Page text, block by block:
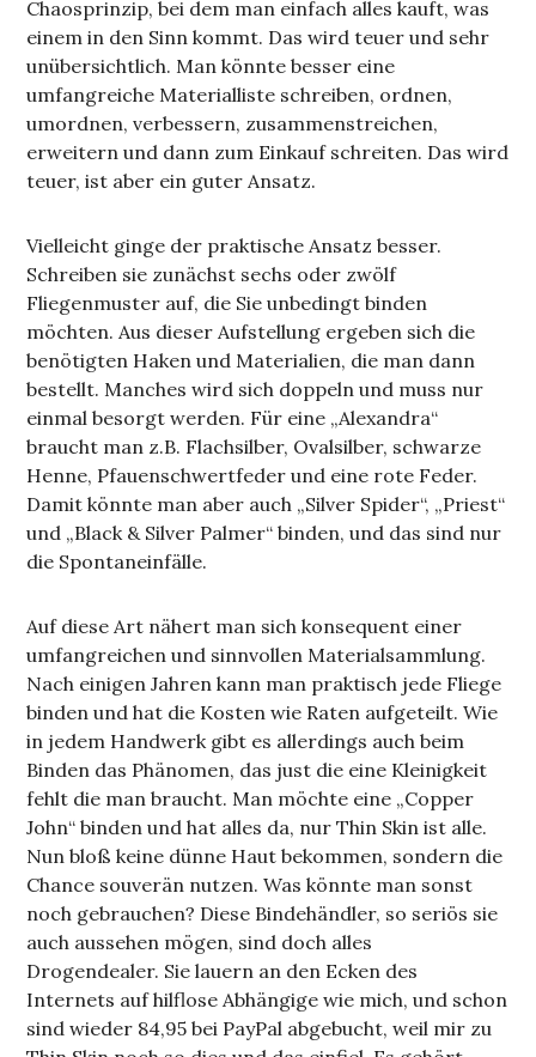
Chaosprinzip, bei dem man einfach alles kauft, was
einem in den Sinn kommt. Das wird teuer und sehr
unübersichtlich. Man könnte besser eine
umfangreiche Materialliste schreiben, ordnen,
umordnen, verbessern, zusammenstreichen,
erweitern und dann zum Einkauf schreiten. Das wird
teuer, ist aber ein guter Ansatz.
Vielleicht ginge der praktische Ansatz besser.
Schreiben sie zunächst sechs oder zwölf
Fliegenmuster auf, die Sie unbedingt binden
möchten. Aus dieser Aufstellung ergeben sich die
benötigten Haken und Materialien, die man dann
bestellt. Manches wird sich doppeln und muss nur
einmal besorgt werden. Für eine „Alexandra“
braucht man z.B. Flachsilber, Ovalsilber, schwarze
Henne, Pfauenschwertfeder und eine rote Feder.
Damit könnte man aber auch „Silver Spider“, „Priest“
und „Black & Silver Palmer“ binden, und das sind nur
die Spontaneinfälle.
Auf diese Art nähert man sich konsequent einer
umfangreichen und sinnvollen Materialsammlung.
Nach einigen Jahren kann man praktisch jede Fliege
binden und hat die Kosten wie Raten aufgeteilt. Wie
in jedem Handwerk gibt es allerdings auch beim
Binden das Phänomen, das just die eine Kleinigkeit
fehlt die man braucht. Man möchte eine „Copper
John“ binden und hat alles da, nur Thin Skin ist alle.
Nun bloß keine dünne Haut bekommen, sondern die
Chance souverän nutzen. Was könnte man sonst
noch gebrauchen? Diese Bindehändler, so seriös sie
auch aussehen mögen, sind doch alles
Drogendealer. Sie lauern an den Ecken des
Internets auf hilflose Abhängige wie mich, und schon
sind wieder 84,95 bei PayPal abgebucht, weil mir zu